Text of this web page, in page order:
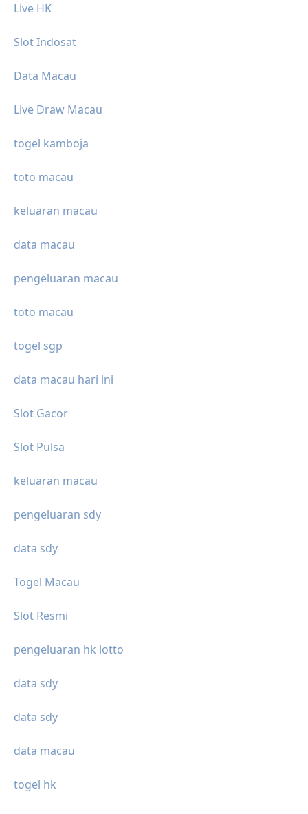
Live HK
Slot Indosat
Data Macau
Live Draw Macau
togel kamboja
toto macau
keluaran macau
data macau
pengeluaran macau
toto macau
togel sgp
data macau hari ini
Slot Gacor
Slot Pulsa
keluaran macau
pengeluaran sdy
data sdy
Togel Macau
Slot Resmi
pengeluaran hk lotto
data sdy
data sdy
data macau
togel hk